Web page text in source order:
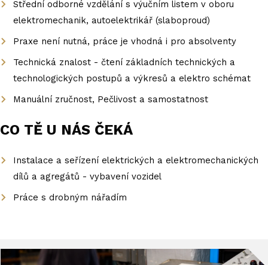
Střední odborné vzdělání s výučním listem v oboru
elektromechanik, autoelektrikář (slaboproud)
Praxe není nutná, práce je vhodná i pro absolventy
Technická znalost - čtení základních technických a
technologických postupů a výkresů a elektro schémat
Manuální zručnost, Pečlivost a samostatnost
CO TĚ U NÁS ČEKÁ
Instalace a seřízení elektrických a elektromechanických
dílů a agregátů - vybavení vozidel
Práce s drobným nářadím